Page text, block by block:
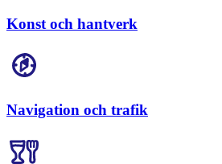
Konst och hantverk
Navigation och trafik